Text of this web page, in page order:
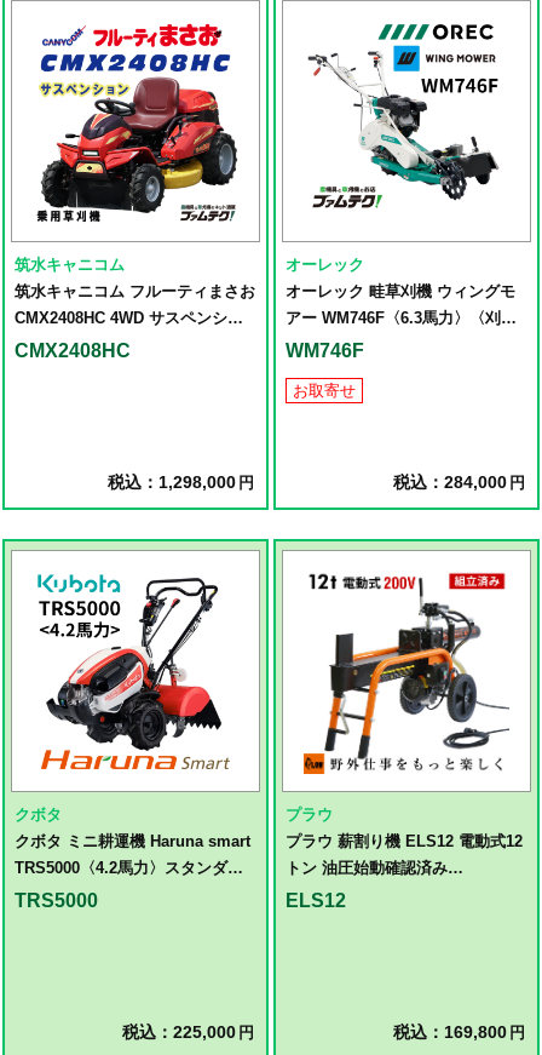
筑水キャニコム
筑水キャニコム フルーティまさお
CMX2408HC 4WD サスペンショ
ン付き
CMX2408HC
税込：1,298,000 円
オーレック
オーレック 畦草刈機 ウィングモ
アー WM746F〈6.3馬力〉〈刈幅
690mm〉
WM746F
お取寄せ
税込：284,000 円
クボタ
クボタ ミニ耕運機 Haruna smart
TRS5000〈4.2馬力〉スタンダー
ドタイプ
TRS5000
税込：225,000 円
プラウ
プラウ 薪割り機 ELS12 電動式12
トン 油圧始動確認済み
PLOW（プラウ） PH-ELS12
ELS12
税込：169,800 円